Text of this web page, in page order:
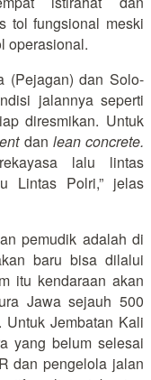
tol fungsional meski
operasional.
(Pejagan) dan Solo-
jalannya seperti
diresmikan. Untuk
dan lean concrete.
lalu lintas
Lintas Polri,” jelas
pemudik adalah di
baru bisa dilalui
itu kendaraan akan
Jawa sejauh 500
Jembatan Kali
yang belum selesai
dan pengelola jalan